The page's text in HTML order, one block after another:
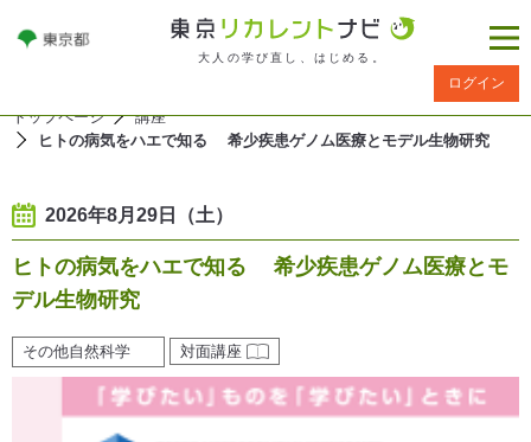
大人の学び直し、はじめる。
ログイン
トップページ
講座
ヒトの病気をハエで知る 希少疾患ゲノム医療とモデル生物研究
2026年8月29日（土）
ヒトの病気をハエで知る 希少疾患ゲノム医療とモ
デル生物研究
その他自然科学 対面講座